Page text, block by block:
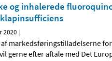
og inhalerede
2020 |
af markedsføringstilladelserne
gerne efter aftale med Det